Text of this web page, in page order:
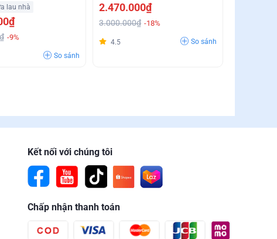
lau nhà
-9%
So sánh
2.470.000₫
3.000.000₫ -18%
4.5 So sánh
Kết nối với chúng tôi
Chấp nhận thanh toán